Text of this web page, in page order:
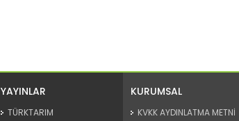
YAYINLAR
TÜRKTARIM
KURUMSAL
KVKK AYDINLATMA METNİ